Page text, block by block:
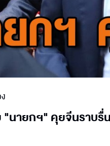
ายกฯ" คุยจีนราบรื่